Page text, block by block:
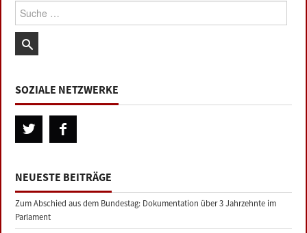
Suche:
SOZIALE NETZWERKE
NEUESTE BEITRÄGE
Zum Abschied aus dem Bundestag: Dokumentation über 3 Jahrzehnte im
Parlament